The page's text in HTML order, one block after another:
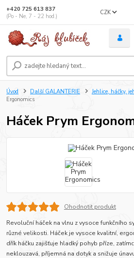
CZK
+420 725 613 837
(Po - Ne, 7 - 22 hod.)
Úvod Další GALANTERIE Jehlice, háčky,
Ergonomics
Háček Prym
Ohodnotit produkt
Revoluční háček na vlnu z vysoce funkčního
různé velikosti. Háček je vysoce kvalitní,
dřík háčku zajišťuje hladký pohyb příze,
neklouzavá, příjemná na dotyk a snižuje